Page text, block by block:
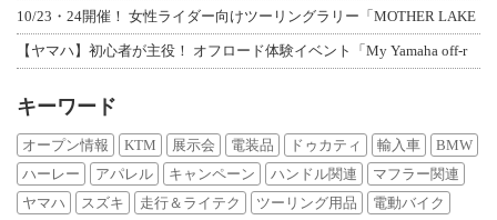
10/23・24開催！ 女性ライダー向けツーリングラリー「MOTHER LAKE
【ヤマハ】初心者が主役！ オフロード体験イベント「My Yamaha off-r
キーワード
オープン情報 KTM 展示会 電装品 ドゥカティ 輸入車
BMW
ハーレー
アパレル キャンペーン ハンドル関連
マフラー関連
ヤマハ
スズキ 走行＆ライテク ツーリング用品 電動バイク